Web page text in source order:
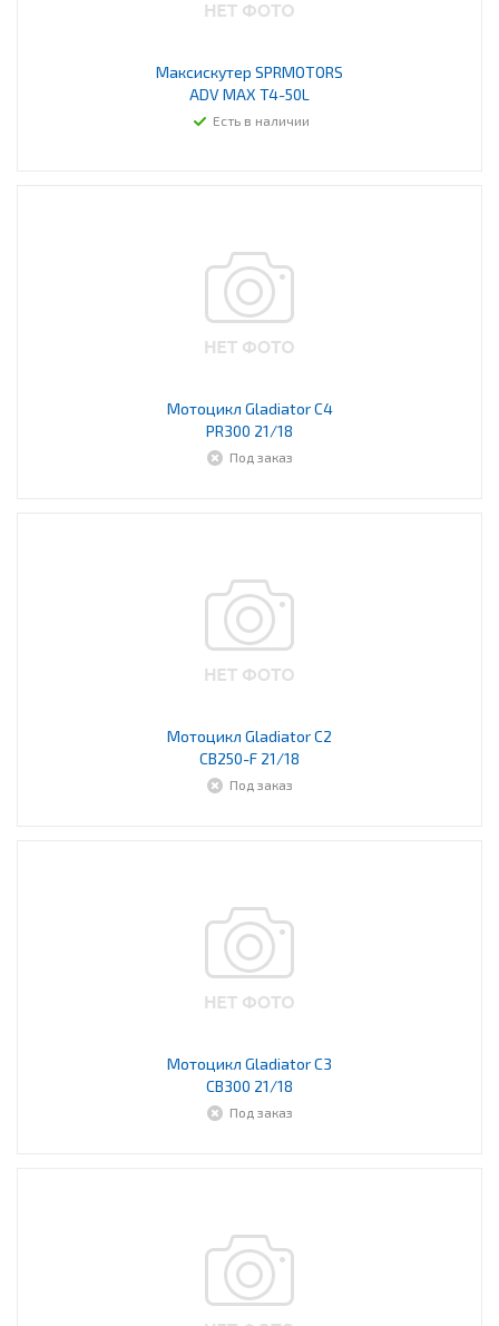
Максискутер SPRMOTORS
ADV MAX T4-50L
Есть в наличии
Мотоцикл Gladiator С4
PR300 21/18
Под заказ
Мотоцикл Gladiator C2
CB250-F 21/18
Под заказ
Мотоцикл Gladiator С3
CB300 21/18
Под заказ